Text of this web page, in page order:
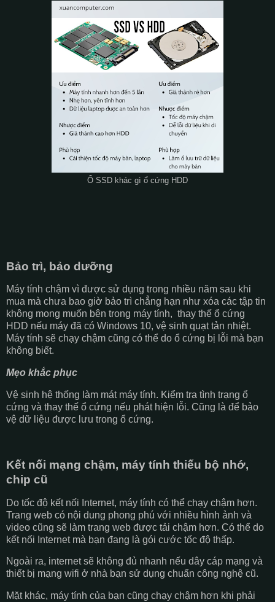
Ổ SSD khác gì ổ cứng HDD
Bảo trì, bảo dưỡng
Máy tính chậm vì được sử dụng trong nhiều năm sau khi
mua mà chưa bao giờ bảo trì chẳng hạn như xóa các tập tin
không mong muốn bên trong máy tính, thay thế ổ cứng
HDD nếu máy đã có Windows 10, vệ sinh quạt tản nhiệt.
Máy tính sẽ chạy chậm cũng có thể do ổ cứng bị lỗi mà bạn
không biết.
Mẹo khắc phục
Vệ sinh hệ thống làm mát máy tính. Kiểm tra tình trạng ổ
cứng và thay thế ổ cứng nếu phát hiện lỗi. Cũng là để bảo
vệ dữ liệu được lưu trong ổ cứng.
Kết nối mạng chậm, máy tính thiếu bộ nhớ,
chip cũ
Do tốc độ kết nối Internet, máy tính có thể chạy chậm hơn.
Trang web có nội dung phong phú với nhiều hình ảnh và
video cũng sẽ làm trang web được tải chậm hơn. Có thể do
kết nối Internet mà bạn đang là gói cước tốc độ thấp.
Ngoài ra, internet sẽ không đủ nhanh nếu dây cáp mạng và
thiết bị mạng wifi ở nhà bạn sử dụng chuẩn công nghệ cũ.
Mặt khác, máy tính của bạn cũng chạy chậm hơn khi phải